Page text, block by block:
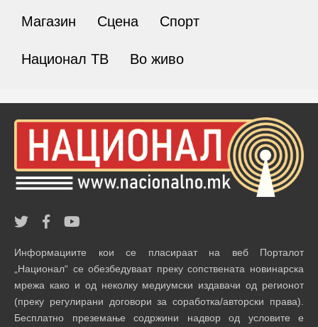
Магазин Сцена Спорт
Национал ТВ Во живо
Информациите кои се пласираат на веб Порталот
„Национал“ се обезбедуваат преку сопствената новинарска
мрежа како и од неколку медиумски издавачи од регионот
(преку регулирани договори за соработка/авторски права).
Бесплатно преземање содржини надвор од условите е